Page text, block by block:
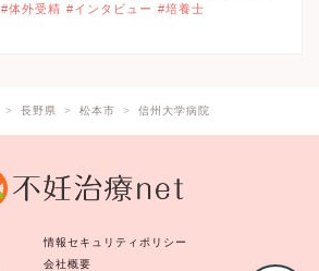
#体外受精 #インタビュー #培養士
長野県 松本市 信州大学病院
情報セキュリティポリシー
会社概要